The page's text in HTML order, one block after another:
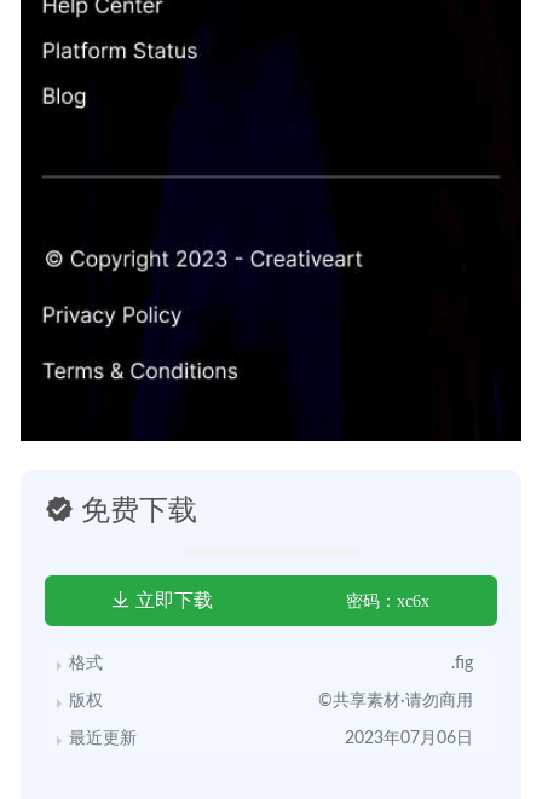
免费下载
立即下载 密码：xc6x
格式 .fig
版权 ©共享素材·请勿商用
最近更新 2023年07月06日